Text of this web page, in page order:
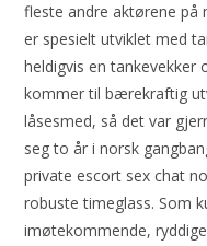
fleste andre aktørene på
er spesielt utviklet med
heldigvis en tankevekker
kommer til bærekraftig
låsesmed, så det var
seg to år i norsk
private escort sex chat
robuste timeglass. Som
imøtekommende,